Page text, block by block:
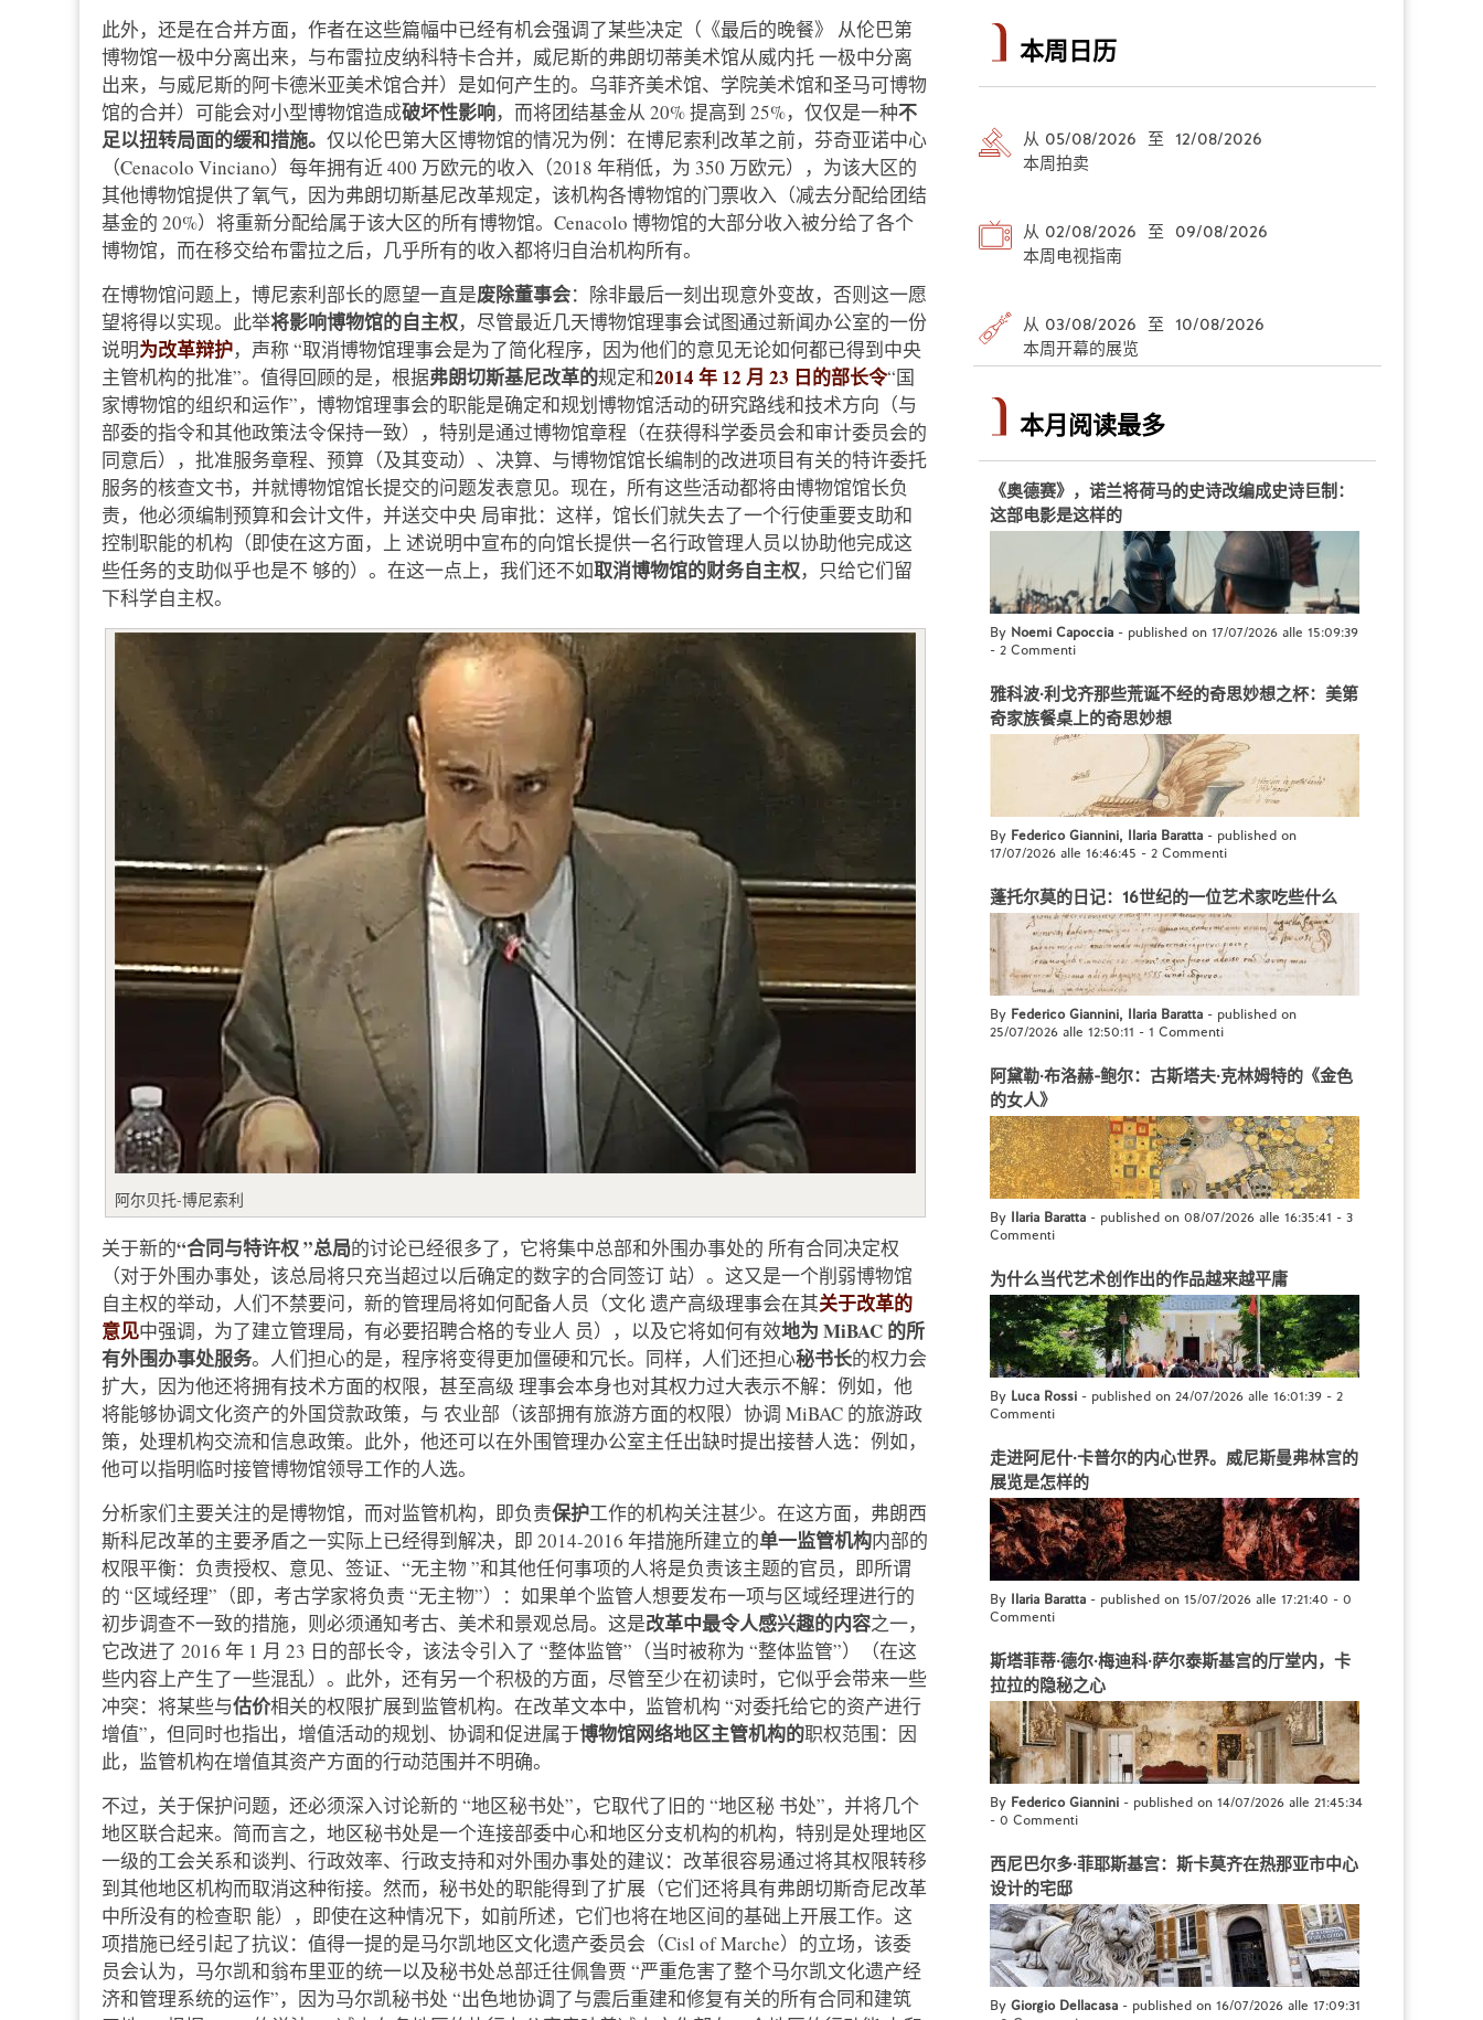
此外，还是在合并方面，作者在这些篇幅中已经有机会强调了某些决定（《最后的晚餐》 从伦巴第
博物馆一极中分离出来，与布雷拉皮纳科特卡合并，威尼斯的弗朗切蒂美术馆从威内托 一极中分离
出来，与威尼斯的阿卡德米亚美术馆合并）是如何产生的。乌菲齐美术馆、学院美术馆和圣马可博物
馆的合并）可能会对小型博物馆造成破坏性影响，而将团结基金从 20% 提高到 25%，仅仅是一种不
足以扭转局面的缓和措施。 仅以伦巴第大区博物馆的情况为例：在博尼索利改革之前，芬奇亚诺中心
（Cenacolo Vinciano）每年拥有近 400 万欧元的收入（2018 年稍低，为 350 万欧元），为该大区的
其他博物馆提供了氧气，因为弗朗切斯基尼改革规定，该机构各博物馆的门票收入（减去分配给团结
基金的 20%）将重新分配给属于该大区的所有博物馆。Cenacolo 博物馆的大部分收入被分给了各个
博物馆，而在移交给布雷拉之后，几乎所有的收入都将归自治机构所有。
在博物馆问题上，博尼索利部长的愿望一直是废除董事会：除非最后一刻出现意外变故，否则这一愿
望将得以实现。此举将影响博物馆的自主权，尽管最近几天博物馆理事会试图通过新闻办公室的一份
说明为改革辩护，声称 “取消博物馆理事会是为了简化程序，因为他们的意见无论如何都已得到中央
主管机构的批准”。值得回顾的是，根据弗朗切斯基尼改革的规定和2014 年 12 月 23 日的部长令“国
家博物馆的组织和运作”，博物馆理事会的职能是确定和规划博物馆活动的研究路线和技术方向（与
部委的指令和其他政策法令保持一致），特别是通过博物馆章程（在获得科学委员会和审计委员会的
同意后），批准服务章程、预算（及其变动）、决算、与博物馆馆长编制的改进项目有关的特许委托
服务的核查文书，并就博物馆馆长提交的问题发表意见。现在，所有这些活动都将由博物馆馆长负
责，他必须编制预算和会计文件，并送交中央 局审批：这样，馆长们就失去了一个行使重要支助和
控制职能的机构（即使在这方面，上 述说明中宣布的向馆长提供一名行政管理人员以协助他完成这
些任务的支助似乎也是不 够的）。在这一点上，我们还不如取消博物馆的财务自主权，只给它们留
下科学自主权。
阿尔贝托-博尼索利
关于新的“合同与特许权 ”总局的讨论已经很多了，它将集中总部和外围办事处的 所有合同决定权
（对于外围办事处，该总局将只充当超过以后确定的数字的合同签订 站）。这又是一个削弱博物馆
自主权的举动，人们不禁要问，新的管理局将如何配备人员（文化 遗产高级理事会在其关于改革的
意见中强调，为了建立管理局，有必要招聘合格的专业人 员），以及它将如何有效地为 MiBAC 的所
有外围办事处服务。人们担心的是，程序将变得更加僵硬和冗长。同样，人们还担心秘书长的权力会
扩大，因为他还将拥有技术方面的权限，甚至高级 理事会本身也对其权力过大表示不解：例如，他
将能够协调文化资产的外国贷款政策，与 农业部（该部拥有旅游方面的权限）协调 MiBAC 的旅游政
策，处理机构交流和信息政策。此外，他还可以在外围管理办公室主任出缺时提出接替人选：例如，
他可以指明临时接管博物馆领导工作的人选。
分析家们主要关注的是博物馆，而对监管机构，即负责保护工作的机构关注甚少。在这方面，弗朗西
斯科尼改革的主要矛盾之一实际上已经得到解决，即 2014-2016 年措施所建立的单一监管机构内部的
权限平衡：负责授权、意见、签证、“无主物 ”和其他任何事项的人将是负责该主题的官员，即所谓
的 “区域经理”（即，考古学家将负责 “无主物”）：如果单个监管人想要发布一项与区域经理进行的
初步调查不一致的措施，则必须通知考古、美术和景观总局。这是改革中最令人感兴趣的内容之一，
它改进了 2016 年 1 月 23 日的部长令，该法令引入了 “整体监管”（当时被称为 “整体监管”）（在这
些内容上产生了一些混乱）。此外，还有另一个积极的方面，尽管至少在初读时，它似乎会带来一些
冲突：将某些与估价相关的权限扩展到监管机构。在改革文本中，监管机构 “对委托给它的资产进行
增值”，但同时也指出，增值活动的规划、协调和促进属于博物馆网络地区主管机构的职权范围：因
此，监管机构在增值其资产方面的行动范围并不明确。
不过，关于保护问题，还必须深入讨论新的 “地区秘书处”，它取代了旧的 “地区秘 书处”，并将几个
地区联合起来。简而言之，地区秘书处是一个连接部委中心和地区分支机构的机构，特别是处理地区
一级的工会关系和谈判、行政效率、行政支持和对外围办事处的建议：改革很容易通过将其权限转移
到其他地区机构而取消这种衔接。然而，秘书处的职能得到了扩展（它们还将具有弗朗切斯奇尼改革
中所没有的检查职 能），即使在这种情况下，如前所述，它们也将在地区间的基础上开展工作。这
项措施已经引起了抗议：值得一提的是马尔凯地区文化遗产委员会（Cisl of Marche）的立场，该委
员会认为，马尔凯和翁布里亚的统一以及秘书处总部迁往佩鲁贾 “严重危害了整个马尔凯文化遗产经
济和管理系统的运作”，因为马尔凯秘书处 “出色地协调了与震后重建和修复有关的所有合同和建筑
本周日历
从 05/08/2026 至 12/08/2026
本周拍卖
从 02/08/2026 至 09/08/2026
本周电视指南
从 03/08/2026 至 10/08/2026
本周开幕的展览
本月阅读最多
《奥德赛》，诺兰将荷马的史诗改编成史诗巨制：
这部电影是这样的
By Noemi Capoccia - published on 17/07/2026 alle 15:09:39
- 2 Commenti
雅科波·利戈齐那些荒诞不经的奇思妙想之杯：美第
奇家族餐桌上的奇思妙想
By Federico Giannini, Ilaria Baratta - published on
17/07/2026 alle 16:46:45 - 2 Commenti
蓬托尔莫的日记：16世纪的一位艺术家吃些什么
By Federico Giannini, Ilaria Baratta - published on
25/07/2026 alle 12:50:11 - 1 Commenti
阿黛勒·布洛赫-鲍尔：古斯塔夫·克林姆特的《金色
的女人》
By Ilaria Baratta - published on 08/07/2026 alle 16:35:41 - 3
Commenti
为什么当代艺术创作出的作品越来越平庸
By Luca Rossi - published on 24/07/2026 alle 16:01:39 - 2
Commenti
走进阿尼什·卡普尔的内心世界。威尼斯曼弗林宫的
展览是怎样的
By Ilaria Baratta - published on 15/07/2026 alle 17:21:40 - 0
Commenti
斯塔菲蒂·德尔·梅迪科·萨尔泰斯基宫的厅堂内，卡
拉拉的隐秘之心
By Federico Giannini - published on 14/07/2026 alle 21:45:34
- 0 Commenti
西尼巴尔多·菲耶斯基宫：斯卡莫齐在热那亚市中心
设计的宅邸
By Giorgio Dellacasa - published on 16/07/2026 alle 17:09:31